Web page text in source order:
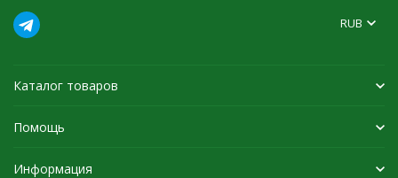
RUB
Каталог товаров
Помощь
Информация